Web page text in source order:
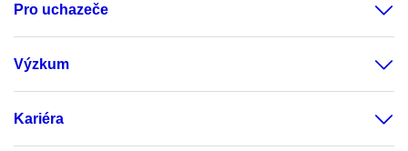
Pro uchazeče
Výzkum
Kariéra